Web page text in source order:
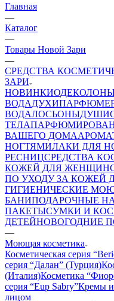
Главная
—
Каталог
—
Товары Новой Зари
—
СРЕДСТВА
ЗАРИ
НОВИНКИ
ВОДАДУХИ
ВОДАЛОСЬОНЫ
ТЕЛА
ВАШЕГО ДОМА
НОГТЯМИЛАКИ ДЛЯ
РЕСНИЦСРЕДСТВА
КОЖЕЙ ДЛЯ ЖЕНЩИН
ПО УХОДУ ЗА КОЖЕЙ
ГИГИЕНИЧЕСКИЕ
БАНИПОДАРОЧНЫЕ
ПАКЕТЫСУМКИ И
ДЕТЕЙНОВОГОДНИЕ
—
Моющая косметика
Косметическая серия
серия “Далан” (Турция)
(Италия)Косметика
серия “Eup Sabry”Кремы и
лицом